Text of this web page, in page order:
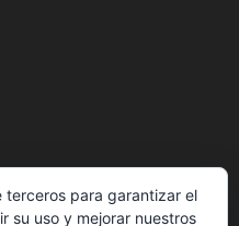
terceros para garantizar el
su uso y mejorar nuestros